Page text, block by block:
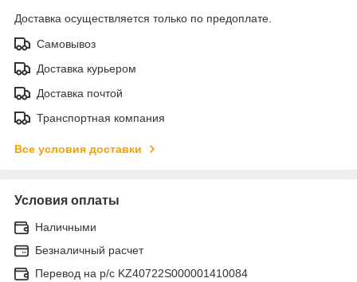
Доставка осуществляется только по предоплате.
Самовывоз
Доставка курьером
Доставка почтой
Транспортная компания
Все условия доставки
Условия оплаты
Наличными
Безналичный расчет
Перевод на р/с KZ40722S000001410084